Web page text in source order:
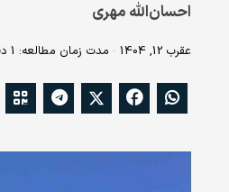
احسان‌الله مهری
عقرب 12, 1404 مدت زمان مطالعه: 1 دقیقه